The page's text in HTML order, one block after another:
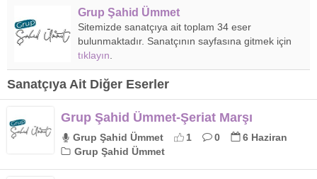
Grup Şahid Ümmet
Sitemizde sanatçıya ait toplam 34 eser
bulunmaktadır. Sanatçının sayfasına gitmek için
tıklayın
Sanatçıya Ait Diğer Eserler
Grup Şahid Ümmet-Şeriat Marşı
Grup Şahid Ümmet 1 0
6 Haziran
Grup Şahid Ümmet